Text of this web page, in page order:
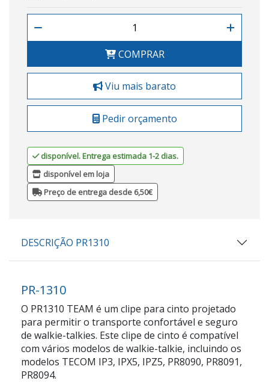
COMPRAR
Viu mais barato
Pedir orçamento
disponível. Entrega estimada 1-2 dias.
disponível em loja
Preço de entrega desde 6,50€
DESCRIÇÃO PR1310
PR-1310
O PR1310 TEAM é um clipe para cinto projetado
para permitir o transporte confortável e seguro
de walkie-talkies. Este clipe de cinto é compatível
com vários modelos de walkie-talkie, incluindo os
modelos TECOM IP3, IPX5, IPZ5, PR8090, PR8091,
PR8094.